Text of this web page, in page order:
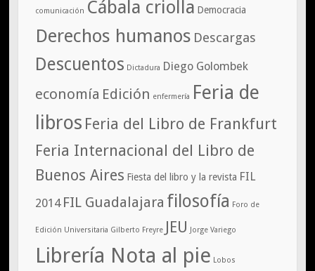
comunicación Cábala criolla Democracia
Derechos humanos Descargas
Descuentos Dictadura Diego Golombek
economía Edición enfermería Feria de
libros Feria del Libro de Frankfurt
Feria Internacional del Libro de
Buenos Aires Fiesta del libro y la revista FIL
2014 FIL Guadalajara filosofía Foro de
Edición Universitaria Gilberto Freyre JEU Jorge Variego
Librería Nota al pie Lobos